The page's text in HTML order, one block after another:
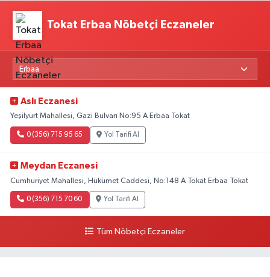
Tokat Erbaa Nöbetçi Eczaneler
Aslı Eczanesi
Yeşilyurt Mahallesi, Gazi Bulvarı No:95 A Erbaa Tokat
0 (356) 715 95 65 Yol Tarifi Al
Meydan Eczanesi
Cumhuriyet Mahallesi, Hükümet Caddesi, No:148 A Tokat Erbaa Tokat
0 (356) 715 70 60 Yol Tarifi Al
Tüm Nöbetçi Eczaneler